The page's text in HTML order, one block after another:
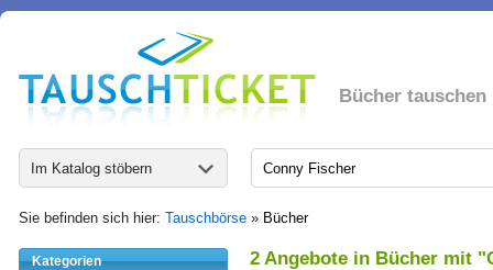
Bücher tauschen
Im Katalog stöbern
Sie befinden sich hier: Tauschbörse » Bücher
Kategorien 2 Angebote in Bücher mit